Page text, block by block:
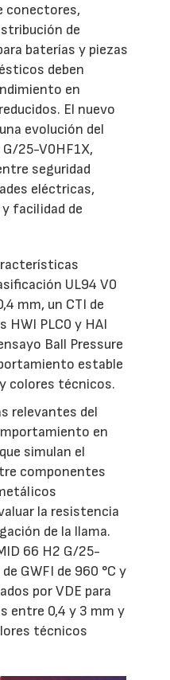
conectores,
de
baterías y piezas
deben
en
El nuevo
evolución del
25-V0HF1X,
seguridad
eléctricas,
facilidad de
UL94 V0
mm, un CTI de
HWI PLC0 y HAI
Ball Pressure
estable
colores técnicos.
relevantes del
en
simulan el
componentes
la resistencia
de la llama.
66 H2 G/25-
GWFI de 960 °C y
por VDE para
entre 0,4 y 3 mm y
técnicos